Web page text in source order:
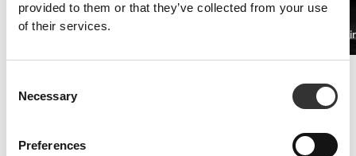
provided to them or that they’ve collected from your use
of their services.
Selection
Necessary
Preferences
PRO•CGT 400 g Beta-
Suplementy białka serwatkowego i aminokwasów są kluczowe w